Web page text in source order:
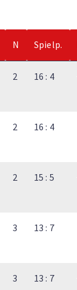
N Spielp.
2 16 : 4
2 16 : 4
2 15 : 5
3 13 : 7
3 13 : 7